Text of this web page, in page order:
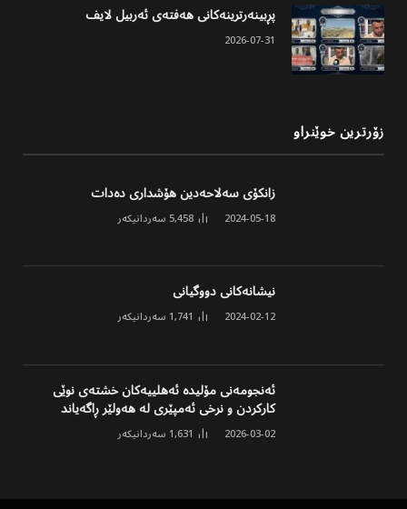
پڕبینەرترینەکانی هەفتەی ئەربیل لایف
2026-07-31
زۆرترین خوێنراو
زانکۆی سەلاحەدین هۆشداری دەدات
2024-05-18
5,458 سەردانیکەر
نیشانەکانی دووگیانی
2024-02-12
1,741 سەردانیکەر
ئەنجومەنی مۆلیدە ئەهلییەکان خشتەی نوێی
کارکردن و نرخی ئەمپێری لە هەولێر ڕاگەیاند
2026-03-02
1,631 سەردانیکەر